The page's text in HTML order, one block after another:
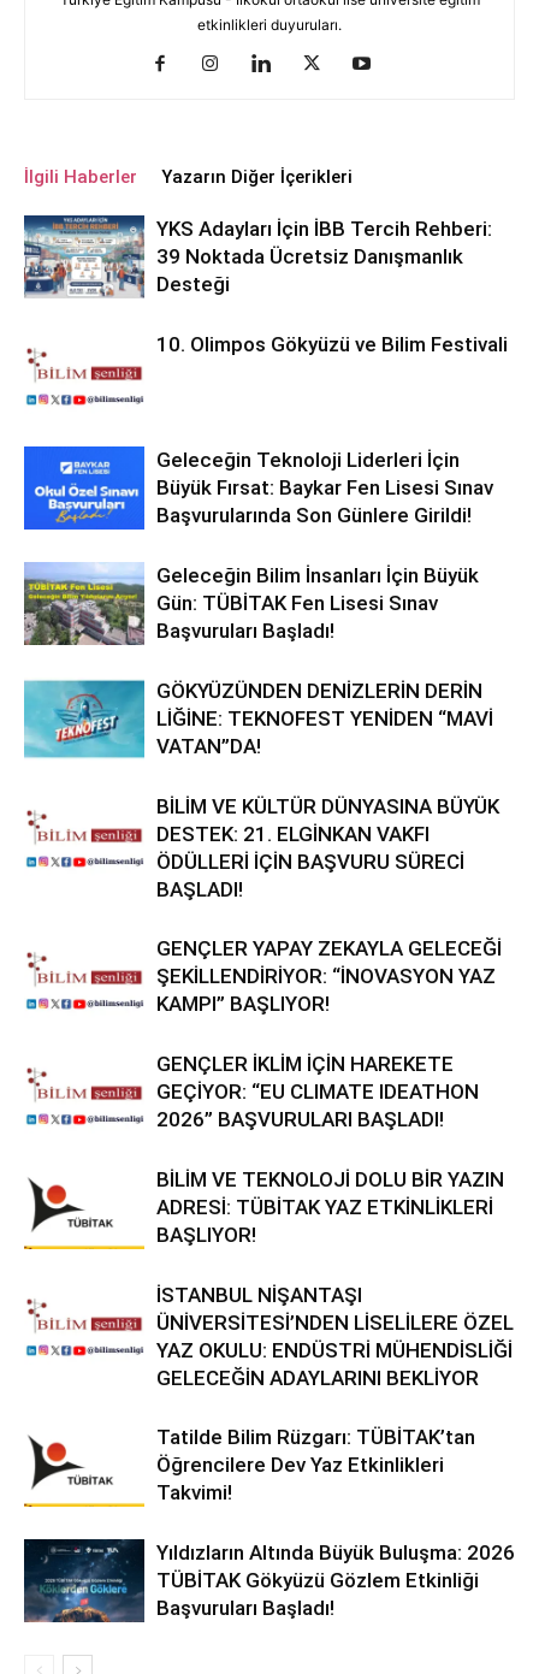
etkinlikleri duyuruları.
İlgili Haberler Yazarın Diğer İçerikleri
YKS Adayları İçin İBB Tercih Rehberi:
39 Noktada Ücretsiz Danışmanlık
Desteği
10. Olimpos Gökyüzü ve Bilim Festivali
Geleceğin Teknoloji Liderleri İçin
Büyük Fırsat: Baykar Fen Lisesi Sınav
Başvurularında Son Günlere Girildi!
Geleceğin Bilim İnsanları İçin Büyük
Gün: TÜBİTAK Fen Lisesi Sınav
Başvuruları Başladı!
GÖKYÜZÜNDEN DENİZLERİN DERİN
LİĞİNE: TEKNOFEST YENİDEN “MAVİ
VATAN”DA!
BİLİM VE KÜLTÜR DÜNYASINA BÜYÜK
DESTEK: 21. ELGİNKAN VAKFI
ÖDÜLLERİ İÇİN BAŞVURU SÜRECİ
BAŞLADI!
GENÇLER YAPAY ZEKAYLA GELECEĞİ
ŞEKİLLENDİRİYOR: “İNOVASYON YAZ
KAMPI” BAŞLIYOR!
GENÇLER İKLİM İÇİN HAREKETE
GEÇİYOR: “EU CLIMATE IDEATHON
2026” BAŞVURULARI BAŞLADI!
BİLİM VE TEKNOLOJİ DOLU BİR YAZIN
ADRESİ: TÜBİTAK YAZ ETKİNLİKLERİ
BAŞLIYOR!
İSTANBUL NİŞANTAŞI
ÜNİVERSİTESİ’NDEN LİSELİLERE ÖZEL
YAZ OKULU: ENDÜSTRİ MÜHENDİSLİĞİ
GELECEĞİN ADAYLARINI BEKLİYOR
Tatilde Bilim Rüzgarı: TÜBİTAK’tan
Öğrencilere Dev Yaz Etkinlikleri
Takvimi!
Yıldızların Altında Büyük Buluşma: 2026
TÜBİTAK Gökyüzü Gözlem Etkinliği
Başvuruları Başladı!